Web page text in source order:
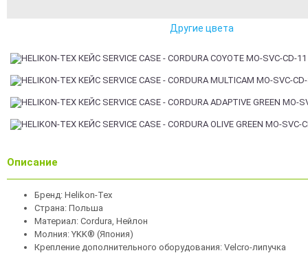
Другие цвета
Описание
Бренд: Helikon-Tex
Страна: Польша
Материал: Cordura, Нейлон
Молния: YKK® (Япония)
Крепление дополнительного оборудования: Velcro-липучка